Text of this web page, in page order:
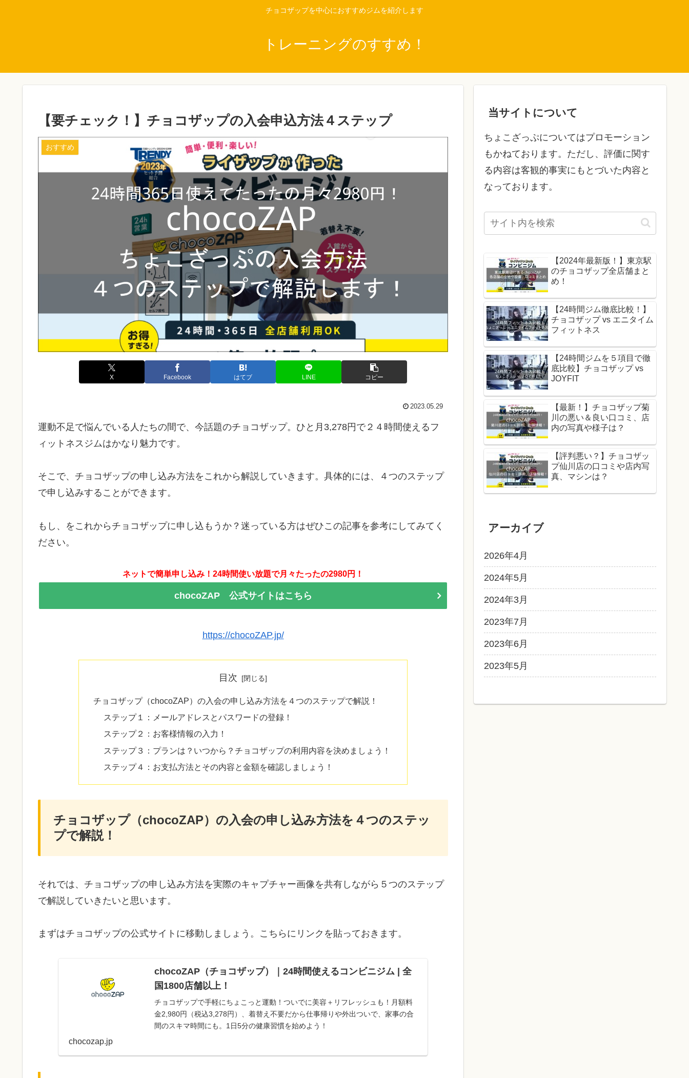
チョコザップを中心におすすめジムを紹介します
トレーニングのすすめ！
【要チェック！】チョコザップの入会申込方法４ステップ
おすすめ
X Facebook はてブ LINE コピー
2023.05.29
運動不足で悩んでいる人たちの間で、今話題のチョコザップ。ひと月3,278円で２４時間使えるフ
ィットネスジムはかなり魅力です。
そこで、チョコザップの申し込み方法をこれから解説していきます。具体的には、４つのステップ
で申し込みすることができます。
もし、をこれからチョコザップに申し込もうか？迷っている方はぜひこの記事を参考にしてみてく
ださい。
ネットで簡単申し込み！24時間使い放題で月々たったの2980円！
chocoZAP 公式サイトはこちら
https://chocoZAP.jp/
目次
チョコザップ（chocoZAP）の入会の申し込み方法を４つのステップで解説！
ステップ１：メールアドレスとパスワードの登録！
ステップ２：お客様情報の入力！
ステップ３：プランは？いつから？チョコザップの利用内容を決めましょう！
ステップ４：お支払方法とその内容と金額を確認しましょう！
チョコザップ（chocoZAP）の入会の申し込み方法を４つのステッ
プで解説！
それでは、チョコザップの申し込み方法を実際のキャプチャー画像を共有しながら５つのステップ
で解説していきたいと思います。
まずはチョコザップの公式サイトに移動しましょう。こちらにリンクを貼っておきます。
chocoZAP（チョコザップ）｜24時間使えるコンビニジム | 全
国1800店舗以上！
チョコザップで手軽にちょこっと運動！ついでに美容＋リフレッシュも！月額料
金2,980円（税込3,278円）、着替え不要だから仕事帰りや外出ついで、家事の合
間のスキマ時間にも。1日5分の健康習慣を始めよう！
chocozap.jp
当サイトについて
ちょこざっぷについてはプロモーション
もかねております。ただし、評価に関す
る内容は客観的事実にもとづいた内容と
なっております。
【2024年最新版！】東京駅
のチョコザップ全店舗まと
め！
【24時間ジム徹底比較！】
チョコザップ vs エニタイム
フィットネス
【24時間ジムを５項目で徹
底比較】チョコザップ vs
JOYFIT
【最新！】チョコザップ菊
川の悪い＆良い口コミ、店
内の写真や様子は？
【評判悪い？】チョコザッ
プ仙川店の口コミや店内写
真、マシンは？
アーカイブ
2026年4月
2024年5月
2024年3月
2023年7月
2023年6月
2023年5月